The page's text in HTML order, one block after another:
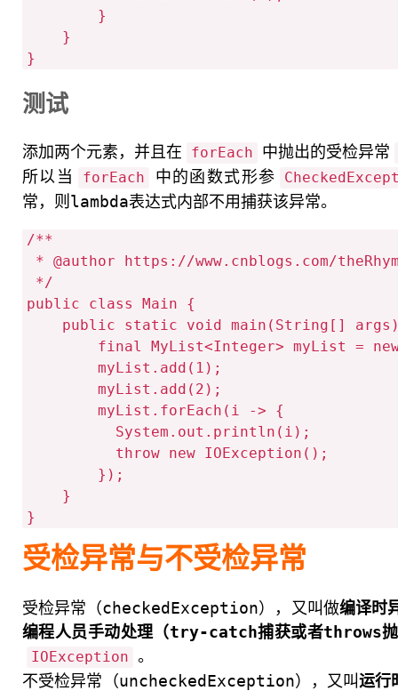
测试
添加两个元素，并且在 forEach
中抛出的受检异常
所以当
forEach 中的函数式形参
常，则lambda表达式内部不用捕获该异常。
/**
public class Main {
受检异常与不受检异常
受检异常（checkedException），又叫做编译时
编程人员手动处理（try-catch捕获或者throws抛
IOException 。
不受检异常（uncheckedException），又叫运